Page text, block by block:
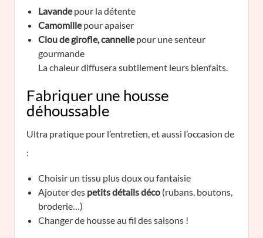
Lavandepour la détente
Camomillepour apaiser
Clou de girofle, cannellepour une senteur
gourmande
La chaleur diffusera subtilement leurs bienfaits.
Fabriquer une housse
déhoussable
Ultra pratique pour l’entretien, et aussi l’occasion de
:
Choisir un tissu plus doux ou fantaisie
Ajouter des petits détails déco (rubans, boutons,
broderie…)
Changer de housse au fil des saisons !